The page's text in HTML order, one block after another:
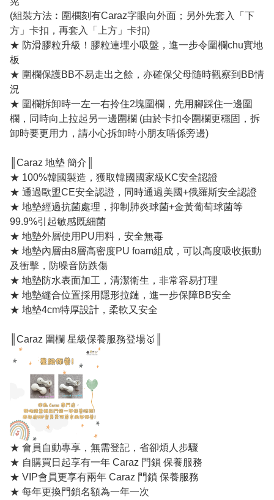
(組裝方法︰圍欄刻有Caraz字眼向外面；另外先套入「下
方」卡扣，再套入「上方」卡扣)
★ 防滑膠粒升級！膠粒連埋小吸盤，進一步令圍欄chu實地
板
★ 圍欄保護BB不易走出之餘，亦確保父母隨時觀察到BB情
況
★ 圍欄拆卸時一左一右拎住2塊圍欄，先用腳踩住一邊圍
欄，同時向上拉起另一邊圍欄 (由於卡扣令圍欄更穩固，拆
卸時要更用力，請小心拆卸時小朋友唔係旁邊)
║Caraz 地墊 簡介║
★ 100%韓國製造，獲取韓國國家級KC安全認證
★ 通過歐盟CE安全認證，同時通過美國+俄羅斯安全認證
★ 地墊經過抗菌處理，抑制肺炎球菌+金黃葡萄球菌等
99.9%引起敏感既細菌
★ 地墊外層使用PU用料，安全無毒
★ 地墊內層由8層高密度PU foam組成，可以高度吸收振動
及衝擊，防噪音防跌傷
★ 地墊防水表面加工，清潔衛生，非常容易打理
★ 地墊縫合位置採用隱形拉鏈，進一步保障BB安全
★ 地墊4cm特厚設計，柔軟又安全
║Caraz 圍欄 星級保養服務登場🥇║
★ 會員自動專享，無需登記，省卻煩人步驟
★ 自購買日起享有一年 Caraz 門鎖 保養服務
★ VIP會員更享有兩年 Caraz 門鎖 保養服務
★ 每年更換門鎖名額為一年一次